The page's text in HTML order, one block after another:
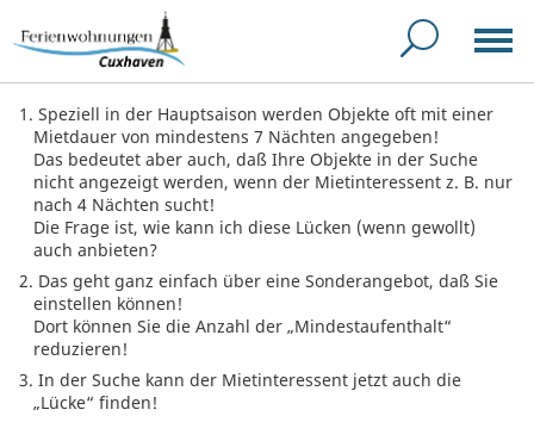
Speziell in der Hauptsaison werden Objekte oft mit einer
Mietdauer von mindestens 7 Nächten angegeben!
Das bedeutet aber auch, daß Ihre Objekte in der Suche
nicht angezeigt werden, wenn der Mietinteressent z. B. nur
nach 4 Nächten sucht!
Die Frage ist, wie kann ich diese Lücken (wenn gewollt)
auch anbieten?
Das geht ganz einfach über eine Sonderangebot, daß Sie
einstellen können!
Dort können Sie die Anzahl der „Mindestaufenthalt“
reduzieren!
In der Suche kann der Mietinteressent jetzt auch die
„Lücke“ finden!